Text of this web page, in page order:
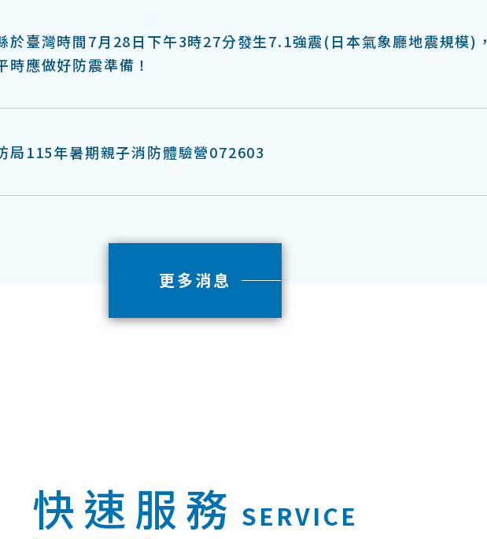
於臺灣時間7月28日下午3時27分發生7.1強震(日本氣象廳地震規模)，
時應做好防震準備！
局115年暑期親子消防體驗營072603
更多消息
快速服務 SERVICE